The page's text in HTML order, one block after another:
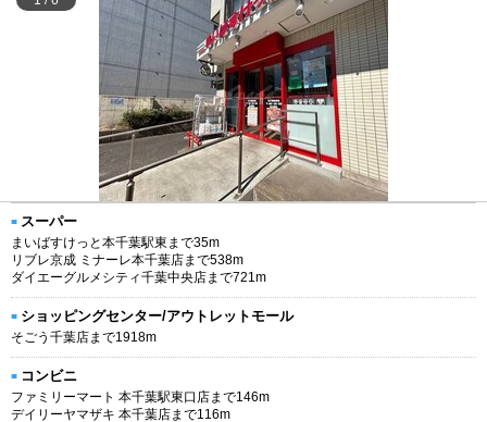
スーパー
まいばすけっと本千葉駅東まで35m
リブレ京成 ミナーレ本千葉店まで538m
ダイエーグルメシティ千葉中央店まで721m
ショッピングセンター/アウトレットモール
そごう千葉店まで1918m
コンビニ
ファミリーマート 本千葉駅東口店まで146m
デイリーヤマザキ 本千葉店まで116m